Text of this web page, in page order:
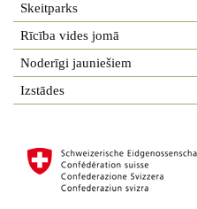
Skeitparks
Rīcība vides jomā
Noderīgi jauniešiem
Izstādes